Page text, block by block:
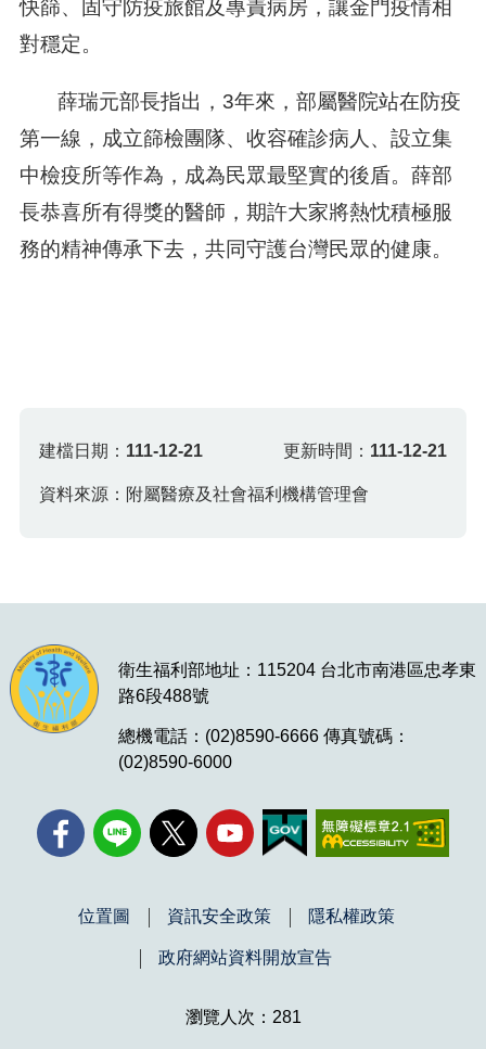
快篩、固守防疫旅館及專責病房，讓金門疫情相
對穩定。
薛瑞元部長指出，3年來，部屬醫院站在防疫
第一線，成立篩檢團隊、收容確診病人、設立集
中檢疫所等作為，成為民眾最堅實的後盾。薛部
長恭喜所有得獎的醫師，期許大家將熱忱積極服
務的精神傳承下去，共同守護台灣民眾的健康。
建檔日期： 111-12-21 更新時間： 111-12-21
資料來源：附屬醫療及社會福利機構管理會
衛生福利部地址：115204 台北市南港區忠孝東
路6段488號
總機電話：(02)8590-6666 傳真號碼：
(02)8590-6000
位置圖 資訊安全政策 隱私權政策
政府網站資料開放宣告
瀏覽人次：281